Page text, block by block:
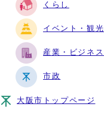
くらし
イベント・観光
産業・ビジネス
市政
大阪市トップページ